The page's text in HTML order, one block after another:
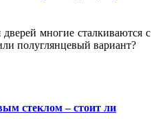
многие сталкиваются с
полуглянцевый вариант?
стеклом – стоит ли